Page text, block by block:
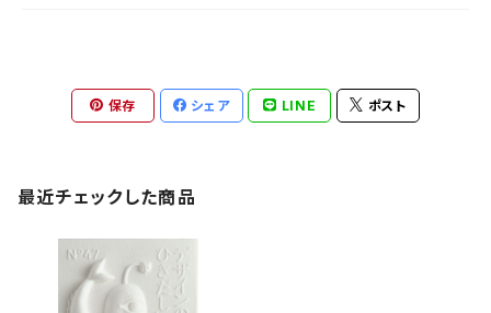
保存 シェア LINE ポスト
最近チェックした商品